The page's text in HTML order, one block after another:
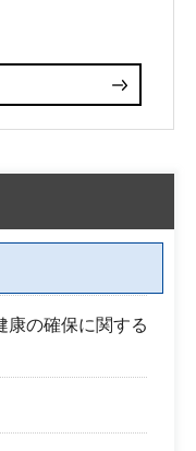
康の確保に関する